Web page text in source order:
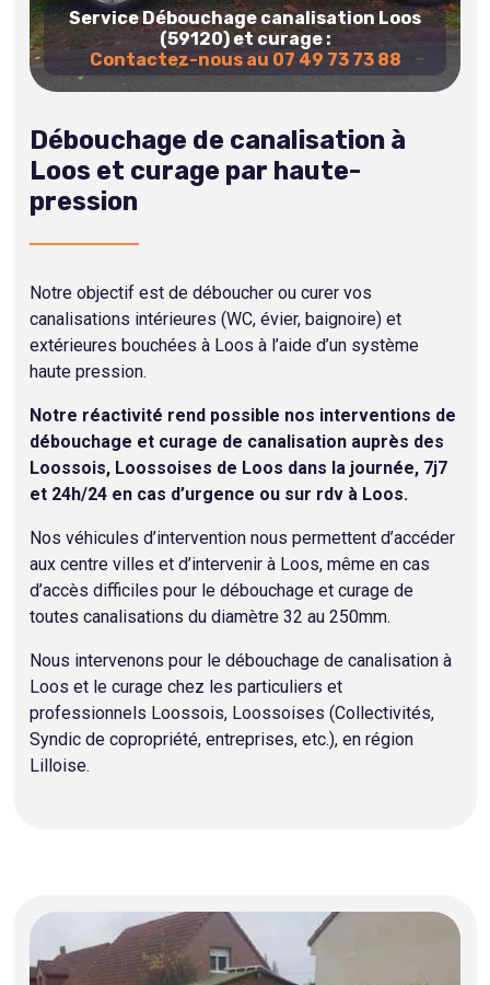
Service Débouchage canalisation Loos
(59120) et curage :
Contactez-nous au 07 49 73 73 88
Débouchage de canalisation à
Loos et curage par haute-
pression
Notre objectif est de déboucher ou curer vos
canalisations intérieures (WC, évier, baignoire) et
extérieures bouchées à Loos à l’aide d’un système
haute pression.
Notre réactivité rend possible nos interventions de
débouchage et curage de canalisation auprès des
Loossois, Loossoises de Loos dans la journée, 7j7
et 24h/24 en cas d’urgence ou sur rdv à Loos.
Nos véhicules d’intervention nous permettent d’accéder
aux centre villes et d’intervenir à Loos, même en cas
d’accès difficiles pour le débouchage et curage de
toutes canalisations du diamètre 32 au 250mm.
Nous intervenons pour le débouchage de canalisation à
Loos et le curage chez les particuliers et
professionnels Loossois, Loossoises (Collectivités,
Syndic de copropriété, entreprises, etc.), en région
Lilloise.